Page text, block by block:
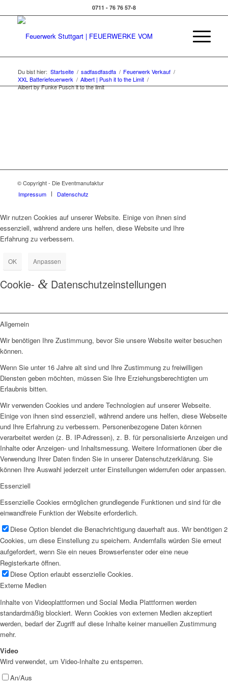
0711 - 76 76 57-8
Du bist hier: Startseite / sadfasdfasdfa / Feuerwerk Verkauf /
XXL Batteriefeuerwerk / Albert | Push it to the Limit /
Albert by Funke Pusch it to the limit
© Copyright - Die Eventmanufaktur
Impressum
Datenschutz
Wir nutzen Cookies auf unserer Website. Einige von ihnen sind
essenziell, während andere uns helfen, diese Website und Ihre
Erfahrung zu verbessern.
OK Anpassen
Cookie- & Datenschutzeinstellungen
Allgemein
Wir benötigen Ihre Zustimmung, bevor Sie unsere Website weiter besuchen
können.
Wenn Sie unter 16 Jahre alt sind und Ihre Zustimmung zu freiwilligen
Diensten geben möchten, müssen Sie Ihre Erziehungsberechtigten um
Erlaubnis bitten.
Wir verwenden Cookies und andere Technologien auf unserer Webseite.
Einige von ihnen sind essenziell, während andere uns helfen, diese Webseite
und Ihre Erfahrung zu verbessern. Personenbezogene Daten können
verarbeitet werden (z. B. IP-Adressen), z. B. für personalisierte Anzeigen und
Inhalte oder Anzeigen- und Inhaltsmessung. Weitere Informationen über die
Verwendung Ihrer Daten finden Sie in unserer Datenschutzerklärung. Sie
können Ihre Auswahl jederzeit unter Einstellungen widerrufen oder anpassen.
Essenziell
Essenzielle Cookies ermöglichen grundlegende Funktionen und sind für die
einwandfreie Funktion der Website erforderlich.
Diese Option blendet die Benachrichtigung dauerhaft aus. Wir benötigen 2
Cookies, um diese Einstellung zu speichern. Andernfalls würden Sie erneut
aufgefordert, wenn Sie ein neues Browserfenster oder eine neue
Registerkarte öffnen.
Diese Option erlaubt essenzielle Cookies.
Externe Medien
Inhalte von Videoplattformen und Social Media Plattformen werden
standardmäßig blockiert. Wenn Cookies von externen Medien akzeptiert
werden, bedarf der Zugriff auf diese Inhalte keiner manuellen Zustimmung
mehr.
Video
Wird verwendet, um Video-Inhalte zu entsperren.
An/Aus